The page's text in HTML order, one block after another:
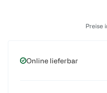
Preise
Online lieferbar